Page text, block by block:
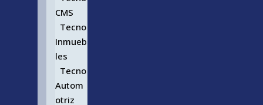
CMS
Tecno
Inmueb
les
Tecno
Autom
otriz